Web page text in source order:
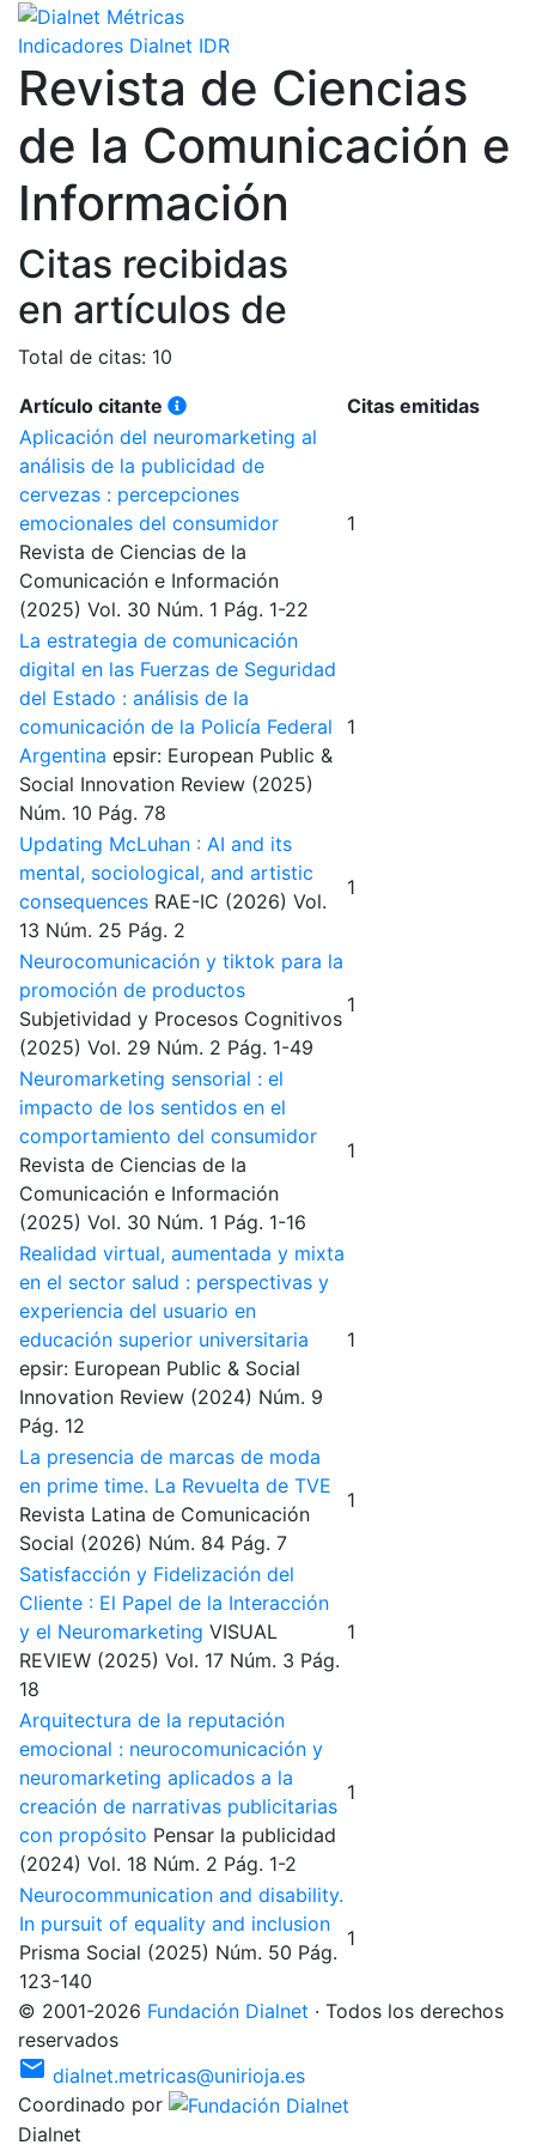
Indicadores Dialnet IDR
Revista de Ciencias
de la Comunicación e
Información
Citas recibidas
en artículos de
Total de citas: 10
Artículo citante
Citas emitidas
Aplicación del neuromarketing al
análisis de la publicidad de
cervezas : percepciones
emocionales del consumidor
Revista de Ciencias de la
Comunicación e Información
(2025) Vol. 30 Núm. 1 Pág. 1-22
1
La estrategia de comunicación
digital en las Fuerzas de Seguridad
del Estado : análisis de la
comunicación de la Policía Federal
Argentina epsir: European Public &
Social Innovation Review (2025)
Núm. 10 Pág. 78
1
Updating McLuhan : AI and its
mental, sociological, and artistic
consequences RAE-IC (2026) Vol.
13 Núm. 25 Pág. 2
1
Neurocomunicación y tiktok para la
promoción de productos
Subjetividad y Procesos Cognitivos
(2025) Vol. 29 Núm. 2 Pág. 1-49
1
Neuromarketing sensorial : el
impacto de los sentidos en el
comportamiento del consumidor
Revista de Ciencias de la
Comunicación e Información
(2025) Vol. 30 Núm. 1 Pág. 1-16
1
Realidad virtual, aumentada y mixta
en el sector salud : perspectivas y
experiencia del usuario en
educación superior universitaria
epsir: European Public & Social
Innovation Review (2024) Núm. 9
Pág. 12
1
La presencia de marcas de moda
en prime time. La Revuelta de TVE
Revista Latina de Comunicación
Social (2026) Núm. 84 Pág. 7
1
Satisfacción y Fidelización del
Cliente : El Papel de la Interacción
y el Neuromarketing VISUAL
REVIEW (2025) Vol. 17 Núm. 3 Pág.
18
1
Arquitectura de la reputación
emocional : neurocomunicación y
neuromarketing aplicados a la
creación de narrativas publicitarias
con propósito Pensar la publicidad
(2024) Vol. 18 Núm. 2 Pág. 1-2
1
Neurocommunication and disability.
In pursuit of equality and inclusion
Prisma Social (2025) Núm. 50 Pág.
123-140
1
© 2001-2026 Fundación Dialnet · Todos los derechos
reservados
mail dialnet.metricas@unirioja.es
Coordinado por
Dialnet